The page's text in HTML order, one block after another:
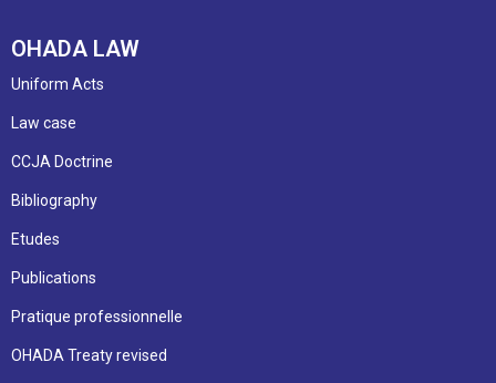
OHADA LAW
Uniform Acts
Law case
CCJA Doctrine
Bibliography
Etudes
Publications
Pratique professionnelle
OHADA Treaty revised